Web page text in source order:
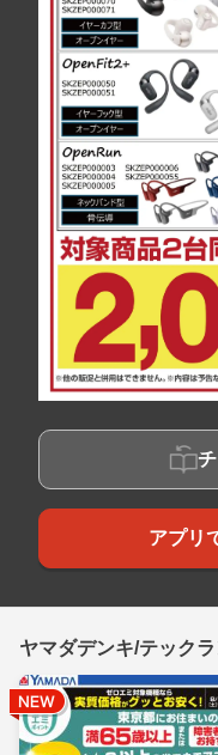
アプリ
ヤマダデンキ/テック